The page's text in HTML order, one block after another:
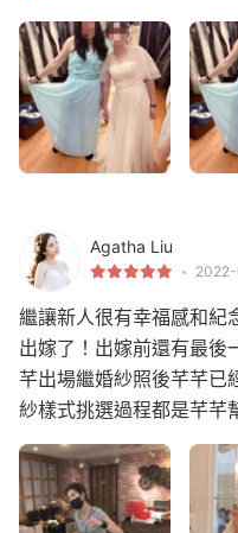
Agatha Liu
繼讓新人很有幸福感和紀
出嫁了！出嫁前還有最後
芊出場繼婚紗照後芊芊已
紗樣式挑選過程都是芊芊